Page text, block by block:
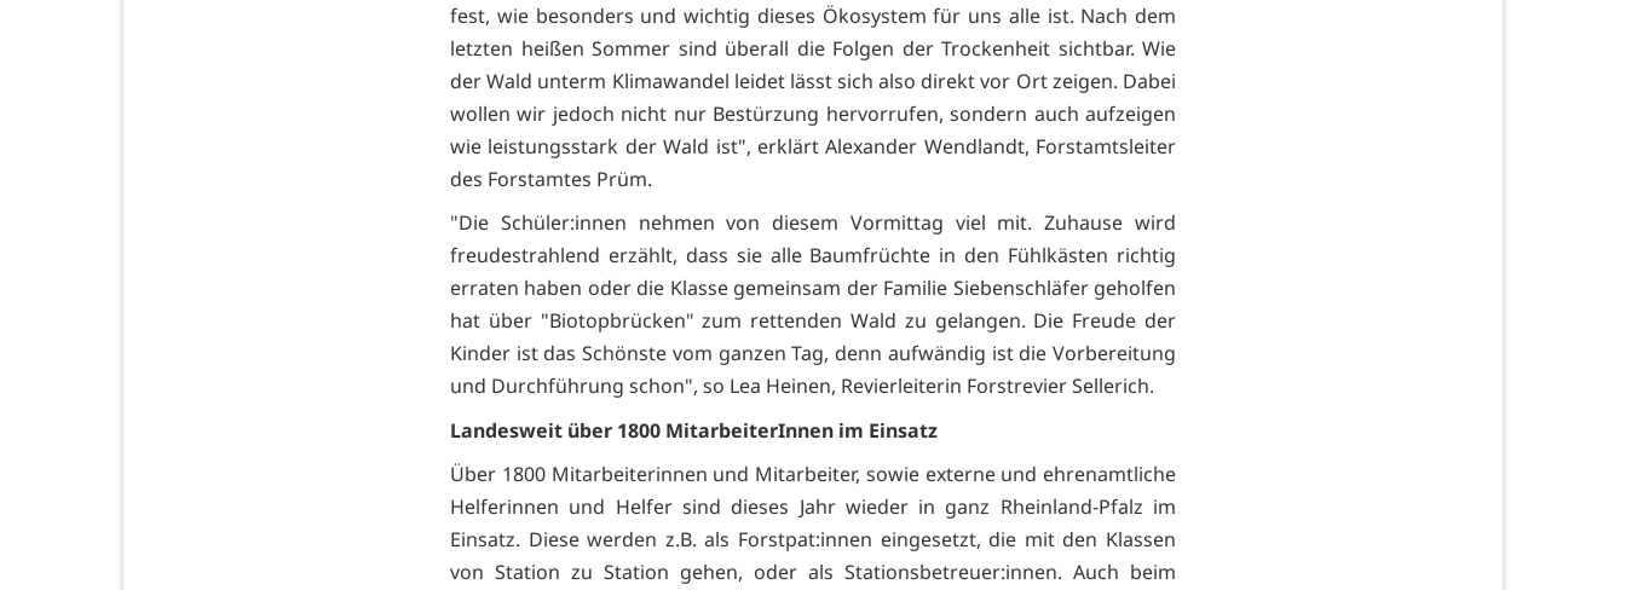
fest, wie besonders und wichtig dieses Ökosystem für uns alle ist. Nach dem
letzten heißen Sommer sind überall die Folgen der Trockenheit sichtbar. Wie
der Wald unterm Klimawandel leidet lässt sich also direkt vor Ort zeigen. Dabei
wollen wir jedoch nicht nur Bestürzung hervorrufen, sondern auch aufzeigen
wie leistungsstark der Wald ist", erklärt Alexander Wendlandt, Forstamtsleiter
des Forstamtes Prüm.
"Die Schüler:innen nehmen von diesem Vormittag viel mit. Zuhause wird
freudestrahlend erzählt, dass sie alle Baumfrüchte in den Fühlkästen richtig
erraten haben oder die Klasse gemeinsam der Familie Siebenschläfer geholfen
hat über "Biotopbrücken" zum rettenden Wald zu gelangen. Die Freude der
Kinder ist das Schönste vom ganzen Tag, denn aufwändig ist die Vorbereitung
und Durchführung schon", so Lea Heinen, Revierleiterin Forstrevier Sellerich.
Landesweit über 1800 MitarbeiterInnen im Einsatz
Über 1800 Mitarbeiterinnen und Mitarbeiter, sowie externe und ehrenamtliche
Helferinnen und Helfer sind dieses Jahr wieder in ganz Rheinland-Pfalz im
Einsatz. Diese werden z.B. als Forstpat:innen eingesetzt, die mit den Klassen
von Station zu Station gehen, oder als Stationsbetreuer:innen. Auch beim